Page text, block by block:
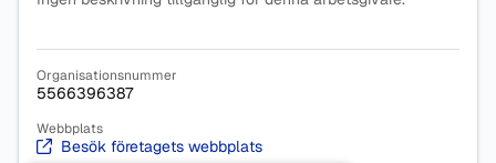
Organisationsnummer
5566396387
Webbplats
Besök företagets webbplats